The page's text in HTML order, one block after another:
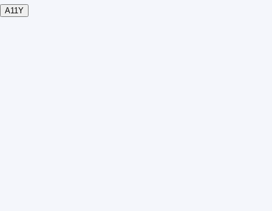
A11Y